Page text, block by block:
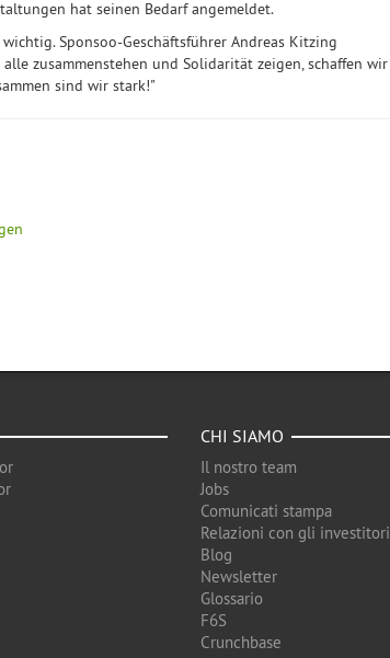
hat seinen Bedarf angemeldet.
Sponsoo-Geschäftsführer Andreas Kitzing
zusammenstehen und Solidarität zeigen, schaffen wir
sind wir stark!"
CHI SIAMO
Il nostro team
Jobs
Comunicati stampa
Relazioni con gli investitori
Blog
Newsletter
Glossario
F6S
Crunchbase